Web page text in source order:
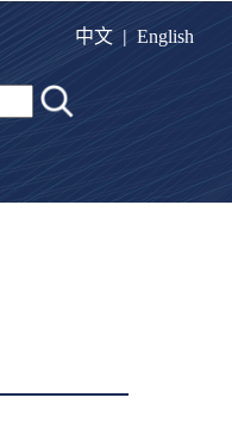
中文 | English